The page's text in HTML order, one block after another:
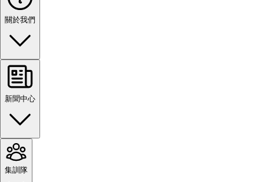
關於我們
新聞中心
集訓隊